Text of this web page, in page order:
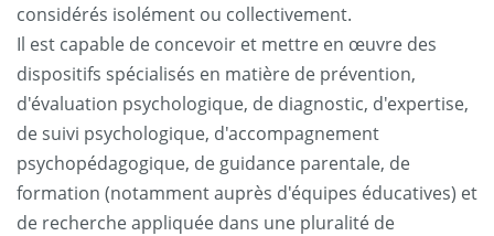
considérés isolément ou collectivement.
Il est capable de concevoir et mettre en œuvre des
dispositifs spécialisés en matière de prévention,
d'évaluation psychologique, de diagnostic, d'expertise,
de suivi psychologique, d'accompagnement
psychopédagogique, de guidance parentale, de
formation (notamment auprès d'équipes éducatives) et
de recherche appliquée dans une pluralité de